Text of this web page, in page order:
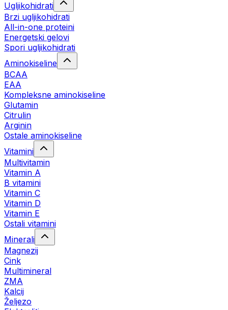
Ugljikohidrati
Brzi ugljikohidrati
All-in-one proteini
Energetski gelovi
Spori ugljikohidrati
Aminokiseline
BCAA
EAA
Kompleksne aminokiseline
Glutamin
Citrulin
Arginin
Ostale aminokiseline
Vitamini
Multivitamin
Vitamin A
B vitamini
Vitamin C
Vitamin D
Vitamin E
Ostali vitamini
Minerali
Magnezij
Cink
Multimineral
ZMA
Kalcij
Željezo